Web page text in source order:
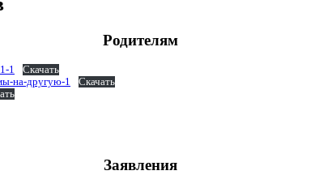
Родителям
1
Скачать
на-другую-1
Скачать
Заявления